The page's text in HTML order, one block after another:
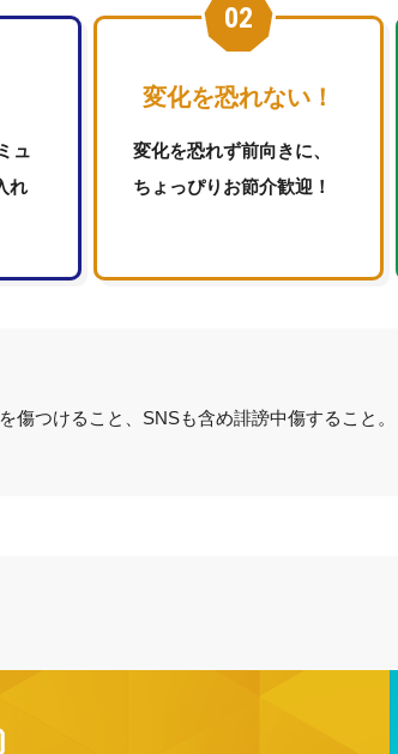
ュ
れ
変化を恐れない！
変化を恐れず前向きに、
ちょっぴりお節介歓迎！
傷つけること、SNSも含め誹謗中傷すること。